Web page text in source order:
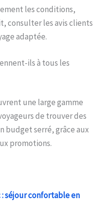
les conditions,
consulter les avis clients
adaptée.
ils à tous les
une large gamme
de trouver des
budget serré, grâce aux
promotions.
séjour confortable en